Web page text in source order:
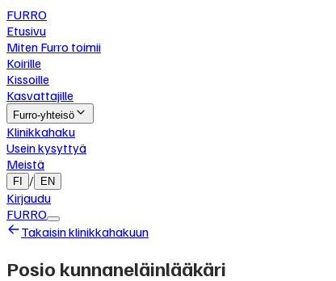
FURRO
Etusivu
Miten Furro toimii
Koirille
Kissoille
Kasvattajille
Furro-yhteisö
Klinikkahaku
Usein kysyttyä
Meistä
FI / EN
Kirjaudu
FURRO
Takaisin klinikkahakuun
Posio kunnaneläinlääkäri